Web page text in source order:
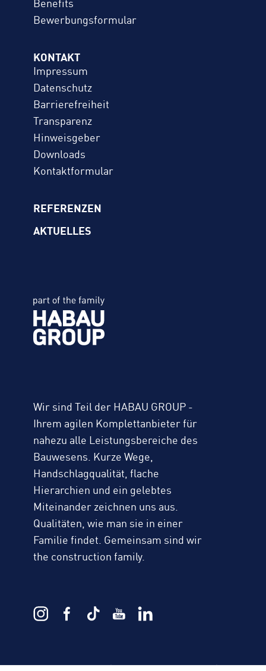
Wir sind Teil der HABAU GROUP -
Ihrem agilen Komplettanbieter für
nahezu alle Leistungsbereiche des
Bauwesens. Kurze Wege,
Handschlagqualität, flache
Hierarchien und ein gelebtes
Miteinander zeichnen uns aus.
Qualitäten, wie man sie in einer
Familie findet. Gemeinsam sind wir
the construction family.
REFERENZEN
Benefits
Bewerbungs­formular
AKTUELLES
KONTAKT
Impressum
Datenschutz
Barrierefreiheit
Transparenz
Hinweisgeber
Downloads
Kontaktformular